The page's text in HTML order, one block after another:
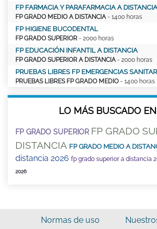
FP FARMACIA Y PARAFARMACIA A DISTANCIA
FP GRADO MEDIO A DISTANCIA - 1400 horas
FP HIGIENE BUCODENTAL
FP GRADO SUPERIOR - 2000 horas
FP EDUCACIÓN INFANTIL A DISTANCIA
FP GRADO SUPERIOR A DISTANCIA - 2000 horas
PRUEBAS LIBRES FP EMERGENCIAS
PRUEBAS LIBRES FP GRADO MEDIO - 1400 horas
LO MÁS BUSCADO
FP GRADO SUPERIOR FP GRADO
DISTANCIA FP GRADO MEDIO A
distancia 2026 fp grado superior a distancia
2026
Normas de uso